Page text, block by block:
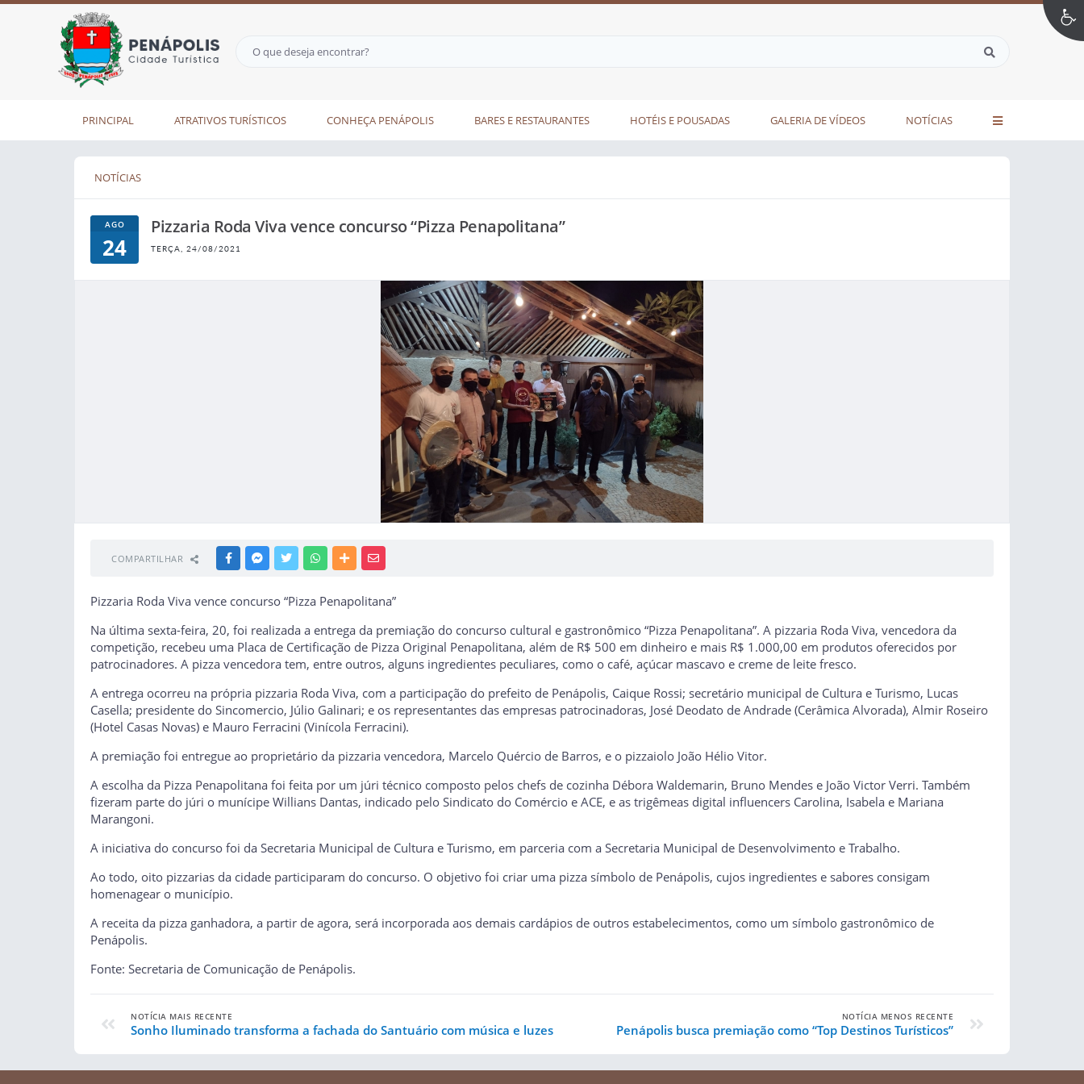
PRINCIPAL ATRATIVOS TURÍSTICOS CONHEÇA PENÁPOLIS BARES E RESTAURANTES HOTÉIS E POUSADAS GALERIA DE VÍDEOS NOTÍCIAS
NOTÍCIAS
AGO
24
Pizzaria Roda Viva vence concurso “Pizza Penapolitana”
TERÇA, 24/08/2021
COMPARTILHAR FACEBOOKMESSENGER
TWITTER WHATSAPPMAIS
Pizzaria Roda Viva vence concurso “Pizza Penapolitana”
Na última sexta-feira, 20, foi realizada a entrega da premiação do concurso cultural e gastronômico “Pizza Penapolitana”. A pizzaria Roda Viva, vencedora da
competição, recebeu uma Placa de Certificação de Pizza Original Penapolitana, além de R$ 500 em dinheiro e mais R$ 1.000,00 em produtos oferecidos por
patrocinadores. A pizza vencedora tem, entre outros, alguns ingredientes peculiares, como o café, açúcar mascavo e creme de leite fresco.
A entrega ocorreu na própria pizzaria Roda Viva, com a participação do prefeito de Penápolis, Caique Rossi; secretário municipal de Cultura e Turismo, Lucas
Casella; presidente do Sincomercio, Júlio Galinari; e os representantes das empresas patrocinadoras, José Deodato de Andrade (Cerâmica Alvorada), Almir Roseiro
(Hotel Casas Novas) e Mauro Ferracini (Vinícola Ferracini).
A premiação foi entregue ao proprietário da pizzaria vencedora, Marcelo Quércio de Barros, e o pizzaiolo João Hélio Vitor.
A escolha da Pizza Penapolitana foi feita por um júri técnico composto pelos chefs de cozinha Débora Waldemarin, Bruno Mendes e João Victor Verri. Também
fizeram parte do júri o munícipe Willians Dantas, indicado pelo Sindicato do Comércio e ACE, e as trigêmeas digital influencers Carolina, Isabela e Mariana
Marangoni.
A iniciativa do concurso foi da Secretaria Municipal de Cultura e Turismo, em parceria com a Secretaria Municipal de Desenvolvimento e Trabalho.
Ao todo, oito pizzarias da cidade participaram do concurso. O objetivo foi criar uma pizza símbolo de Penápolis, cujos ingredientes e sabores consigam
homenagear o município.
A receita da pizza ganhadora, a partir de agora, será incorporada aos demais cardápios de outros estabelecimentos, como um símbolo gastronômico de
Penápolis.
Fonte: Secretaria de Comunicação de Penápolis.
NOTÍCIA MAIS RECENTE
Sonho Iluminado transforma a fachada do Santuário com música e luzes
NOTÍCIA MENOS RECENTE
Penápolis busca premiação como “Top Destinos Turísticos”